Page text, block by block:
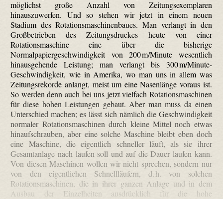
möglichst große Anzahl von Zeitungsexemplaren
hinauszuwerfen. Und so stehen wir jetzt in einem neuen
Stadium des Rotationsmaschinenbaues. Man verlangt in den
Großbetrieben des Zeitungsdruckes heute von einer
Rotationsmaschine eine über die bisherige
Normalpapiergeschwindigkeit von 200 m/Minute wesentlich
hinausgehende Leistung; man verlangt bis 300 m/Minute-
Geschwindigkeit, wie in Amerika, wo man uns in allem was
Zeitungsrekorde anlangt, meist um eine Nasenlänge voraus ist.
So werden denn auch bei uns jetzt vielfach Rotationsmaschinen
für diese hohen Leistungen gebaut. Aber man muss da einen
Unterschied machen; es lässt sich nämlich die Geschwindigkeit
normaler Rotationsmaschinen durch kleine Mittel noch etwas
hinaufschrauben, aber eine solche Maschine bleibt eben doch
eine Maschine, die eigentlich schneller läuft, als sie ihrer
Gesamtanlage nach laufen soll und auf die Dauer laufen kann.
Von diesen Maschinen wollen wir nicht sprechen, sondern nur
von den eigentlichen Schnellläufern, d. h. von solchen
Rotationsmaschinen, die in ihrer ganzen Anlage und in dem
Ausbau der Einzelheiten ausdrücklich für die hohe